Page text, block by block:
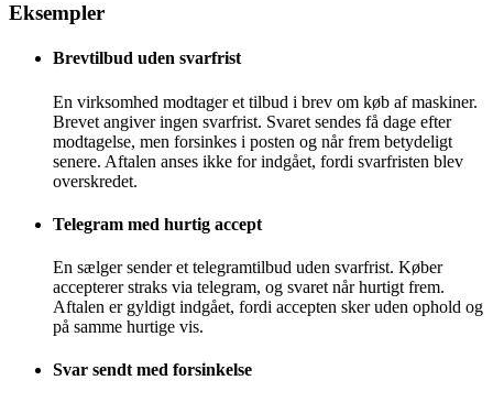
Eksempler
Brevtilbud uden svarfrist
En virksomhed modtager et tilbud i brev om køb af maskiner.
Brevet angiver ingen svarfrist. Svaret sendes få dage efter
modtagelse, men forsinkes i posten og når frem betydeligt
senere. Aftalen anses ikke for indgået, fordi svarfristen blev
overskredet.
Telegram med hurtig accept
En sælger sender et telegramtilbud uden svarfrist. Køber
accepterer straks via telegram, og svaret når hurtigt frem.
Aftalen er gyldigt indgået, fordi accepten sker uden ophold og
på samme hurtige vis.
Svar sendt med forsinkelse